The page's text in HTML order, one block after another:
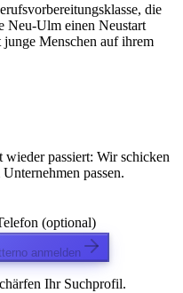
die
Neu-Ulm einen Neustart
Menschen auf ihrem
passiert: Wir schicken
passen.
(optional)
anmelden
Ihr Suchprofil.